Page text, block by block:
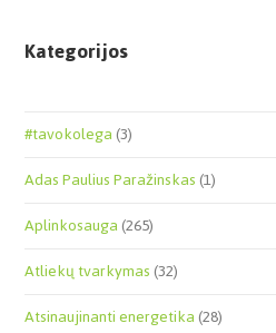
Kategorijos
#tavokolega(3)
Adas Paulius Paražinskas(1)
Aplinkosauga(265)
Atliekų tvarkymas(32)
Atsinaujinanti energetika(28)